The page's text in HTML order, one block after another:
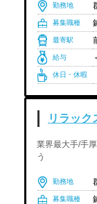
勤務地
募集職種
最寄駅
給与
休日・休暇
リラック
業界最大手/手
う
勤務地
募集職種